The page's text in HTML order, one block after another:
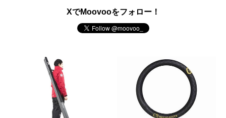
XでMoovooをフォロー！